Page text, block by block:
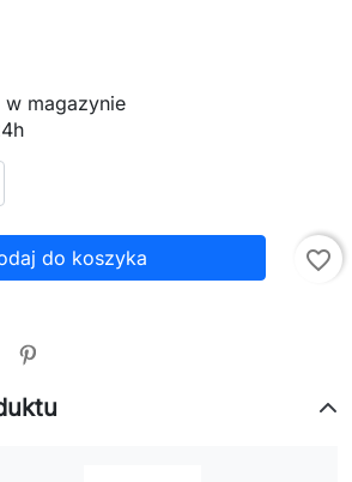
w magazynie
do koszyka favorite_border